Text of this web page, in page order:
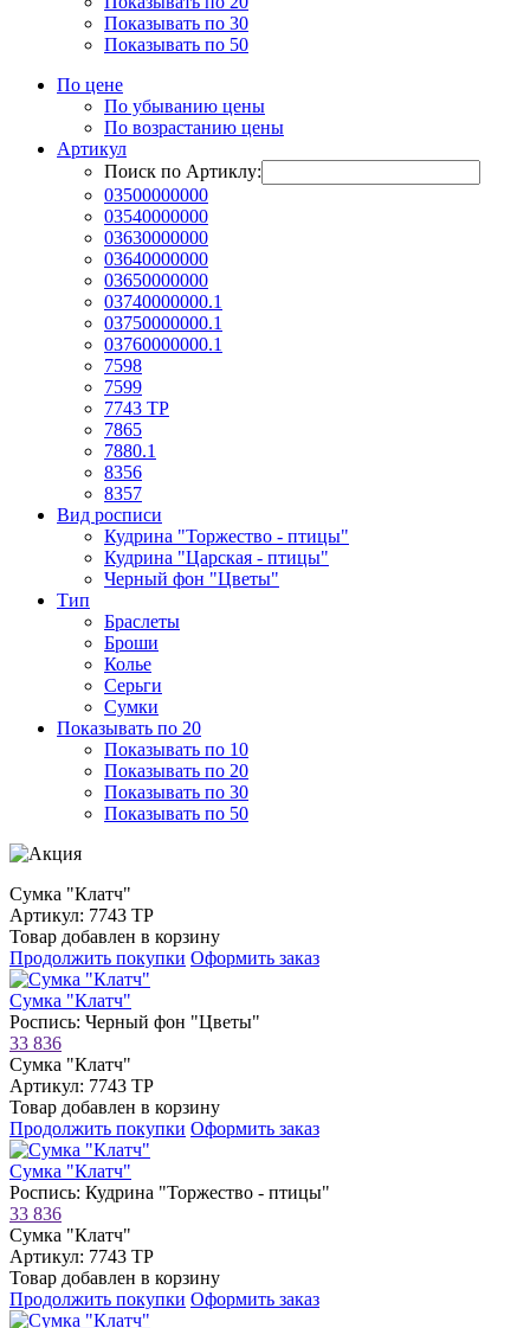
Показывать по 30
Показывать по 50
По цене
По убыванию цены
По возрастанию цены
Артикул
Поиск по Артиклу:
03500000000
03540000000
03630000000
03640000000
03650000000
03740000000.1
03750000000.1
03760000000.1
7598
7599
7743 ТР
7865
7880.1
8356
8357
Вид росписи
Кудрина "Торжество - птицы"
Кудрина "Царская - птицы"
Черный фон "Цветы"
Тип
Браслеты
Броши
Колье
Серьги
Сумки
Показывать по 20
Показывать по 10
Показывать по 20
Показывать по 30
Показывать по 50
Сумка "Клатч"
Артикул: 7743 ТР
Товар добавлен в корзину
Продолжить покупки Оформить заказ
Сумка "Клатч"
Роспись: Черный фон "Цветы"
33 836
Сумка "Клатч"
Артикул: 7743 ТР
Товар добавлен в корзину
Продолжить покупки Оформить заказ
Сумка "Клатч"
Роспись: Кудрина "Торжество - птицы"
33 836
Сумка "Клатч"
Артикул: 7743 ТР
Товар добавлен в корзину
Продолжить покупки Оформить заказ